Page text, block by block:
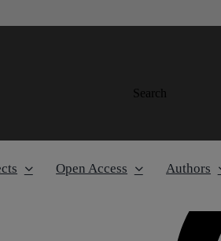
Search
Open Access Authors